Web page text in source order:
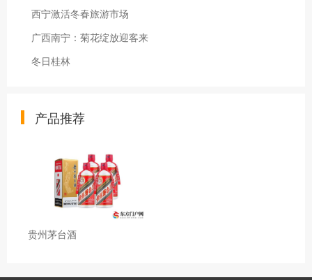
西宁激活冬春旅游市场
广西南宁：菊花绽放迎客来
冬日桂林
产品推荐
贵州茅台酒